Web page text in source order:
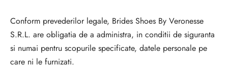
Conform prevederilor legale, Brides Shoes By Veronesse
S.R.L. are obligatia de a administra, in conditii de siguranta
si numai pentru scopurile specificate, datele personale pe
care ni le furnizati.